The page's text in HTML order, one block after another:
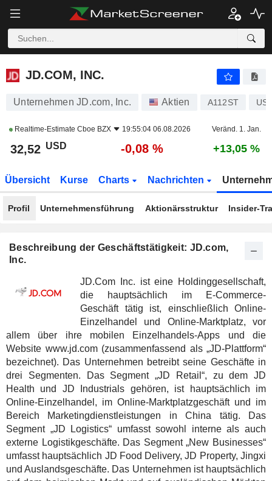
JD.COM, INC.
JD.COM, INC.
Unternehmen JD.com, Inc. Aktien A112ST
Realtime-Estimate Cboe BZX 19:55:04 06.08.2026 Veränd. 1. Jan.
32,52 USD -0,08 % +13,05 %
Übersicht Kurse Charts Nachrichten
Profil Unternehmensführung Aktionärsstruktur Insider-
Beschreibung der Geschäftstätigkeit: JD.com,
Inc.
JD.Com Inc. ist eine Holdinggesellschaft,
die hauptsächlich im E-Commerce-
Geschäft tätig ist, einschließlich Online-
Einzelhandel und Online-Marktplatz, vor
allem über ihre mobilen Einzelhandels-Apps und die
Website www.jd.com (zusammenfassend als „JD-Plattform“
bezeichnet). Das Unternehmen betreibt seine Geschäfte in
drei Segmenten. Das Segment „JD Retail“, zu dem JD
Health und JD Industrials gehören, ist hauptsächlich im
Online-Einzelhandel, im Online-Marktplatzgeschäft und im
Bereich Marketingdienstleistungen in China tätig. Das
Segment „JD Logistics“ umfasst sowohl interne als auch
externe Logistikgeschäfte. Das Segment „New Businesses“
umfasst hauptsächlich JD Food Delivery, JD Property, Jingxi
und Auslandsgeschäfte. Das Unternehmen ist hauptsächlich